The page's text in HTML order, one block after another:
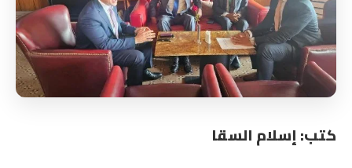
كتب: إسلام السقا